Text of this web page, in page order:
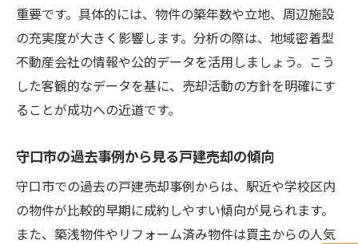
重要です。具体的には、物件の築年数や立地、周辺施設
の充実度が大きく影響します。分析の際は、地域密着型
不動産会社の情報や公的データを活用しましょう。こう
した客観的なデータを基に、売却活動の方針を明確にす
ることが成功への近道です。
守口市の過去事例から見る戸建売却の傾向
守口市での過去の戸建売却事例からは、駅近や学校区内
の物件が比較的早期に成約しやすい傾向が見られます。
また、築浅物件やリフォーム済み物件は買主からの人気